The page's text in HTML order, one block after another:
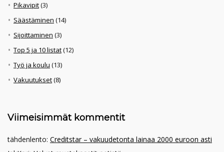
Pikavipit(3)
Säästäminen (14)
Sijoittaminen (3)
Top 5 ja 10 listat(12)
Työ ja koulu (13)
Vakuutukset(8)
Viimeisimmät kommentit
tähdenlento: Creditstar – vakuudetonta lainaa 2000 euroon asti